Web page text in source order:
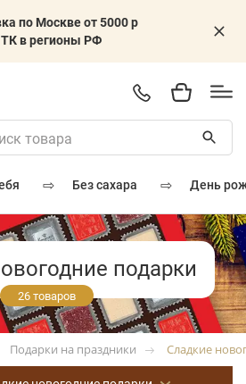
по Москве от 5000 р
в регионы РФ
⇨ без сахара ⇨ день
подарки
26 товаров
Подарки на праздники Сладкие